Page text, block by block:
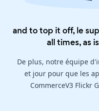
and to top it off, le
all times, as
De plus, notre équipe
et jour pour que les
CommerceV3 Flickr